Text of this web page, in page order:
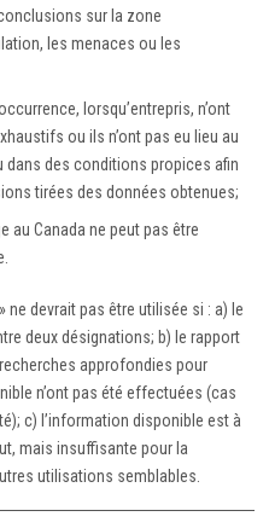
sur la zone
les menaces ou les
lorsqu’entrepris, n’ont
ou ils n’ont pas eu lieu au
dans des conditions propices afin
tirées des données obtenues;
au Canada ne peut pas être
ne devrait pas être utilisée si : a) le
deux désignations; b) le rapport
approfondies pour
n’ont pas été effectuées (cas
c) l’information disponible est à
mais insuffisante pour la
utilisations semblables.